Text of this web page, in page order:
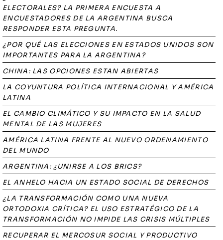
ELECTORALES? LA PRIMERA ENCUESTA A
ENCUESTADORES DE LA ARGENTINA BUSCA
RESPONDER ESTA PREGUNTA.
¿POR QUÉ LAS ELECCIONES EN ESTADOS UNIDOS SON
IMPORTANTES PARA LA ARGENTINA?
CHINA: LAS OPCIONES ESTAN ABIERTAS
LA COYUNTURA POLÍTICA INTERNACIONAL Y AMÉRICA
LATINA
EL CAMBIO CLIMÁTICO Y SU IMPACTO EN LA SALUD
MENTAL DE LAS MUJERES
AMÉRICA LATINA FRENTE AL NUEVO ORDENAMIENTO
DEL MUNDO
ARGENTINA: ¿UNIRSE A LOS BRICS?
EL ANHELO HACIA UN ESTADO SOCIAL DE DERECHOS
¿LA TRANSFORMACIÓN COMO UNA NUEVA
ORTODOXIA CRÍTICA? EL USO ESTRATÉGICO DE LA
TRANSFORMACIÓN NO IMPIDE LAS CRISIS MÚLTIPLES
RECUPERAR EL MERCOSUR SOCIAL Y PRODUCTIVO